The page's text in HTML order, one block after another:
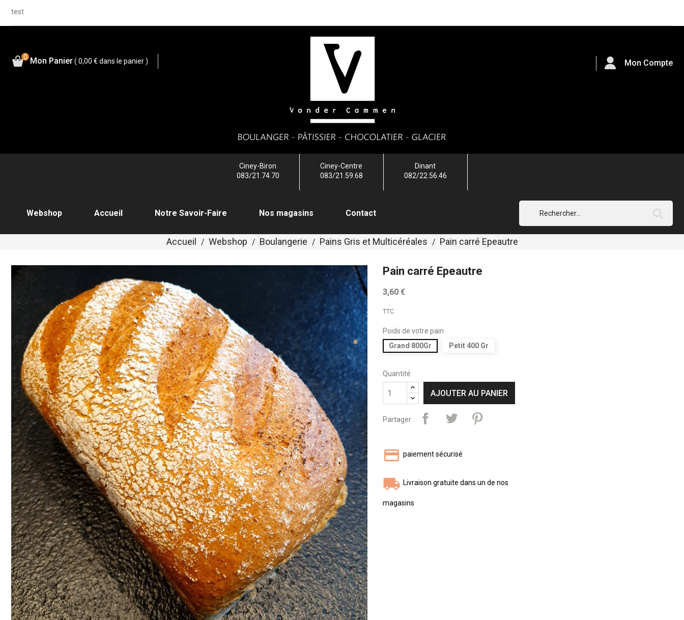
test
0 Mon Panier( 0,00 € dans le panier ) Mon Compte
Ciney-Biron
083/21.74.70
Ciney-Centre
083/21.59.68
Dinant
082/22.56.46
Webshop Accueil Notre Savoir-Faire Nos magasins Contact
Accueil Webshop Boulangerie Pains Gris et Multicéréales Pain carré Epeautre
Pain carré Epeautre
3,60 €
TTC
Poids de votre pain
Grand 800Gr
Petit 400 Gr
Quantité
AJOUTER AU PANIER
Partager
paiement sécurisé
Livraison gratuite dans un de nos
magasins